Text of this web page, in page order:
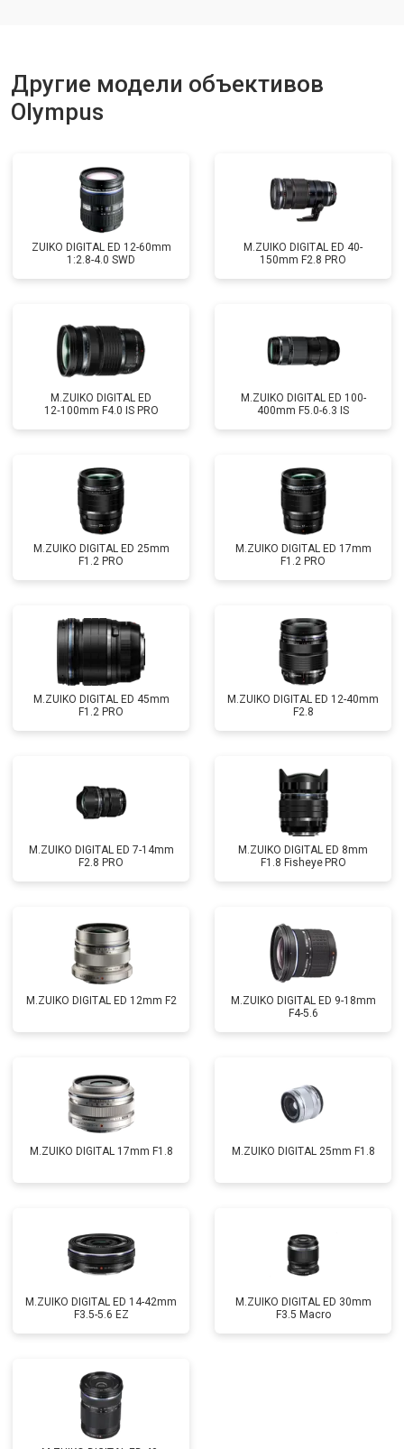
Другие модели объективов
Olympus
ZUIKO DIGITAL ED 12-60mm
1:2.8-4.0 SWD
M.ZUIKO DIGITAL ED 40-
150mm F2.8 PRO
M.ZUIKO DIGITAL ED
12‑100mm F4.0 IS PRO
M.ZUIKO DIGITAL ED 100-
400mm F5.0-6.3 IS
M.ZUIKO DIGITAL ED 25mm
F1.2 PRO
M.ZUIKO DIGITAL ED 17mm
F1.2 PRO
M.ZUIKO DIGITAL ED 45mm
F1.2 PRO
M.ZUIKO DIGITAL ED 12-40mm
F2.8
M.ZUIKO DIGITAL ED 7-14mm
F2.8 PRO
M.ZUIKO DIGITAL ED 8mm
F1.8 Fisheye PRO
M.ZUIKO DIGITAL ED 12mm F2
M.ZUIKO DIGITAL ED 9-18mm
F4-5.6
M.ZUIKO DIGITAL 17mm F1.8 M.ZUIKO DIGITAL 25mm F1.8
M.ZUIKO DIGITAL ED 14-42mm
F3.5-5.6 EZ
M.ZUIKO DIGITAL ED 30mm
F3.5 Macro